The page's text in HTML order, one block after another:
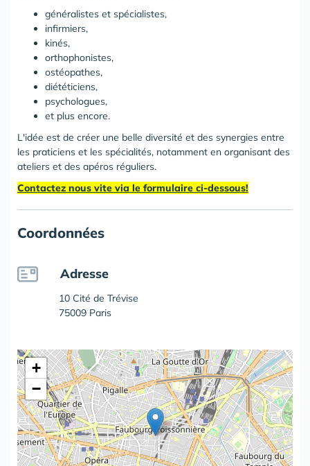
généralistes et spécialistes,
infirmiers,
kinés,
orthophonistes,
ostéopathes,
diététiciens,
psychologues,
et plus encore.
L'idée est de créer une belle diversité et des synergies entre
les praticiens et les spécialités, notamment en organisant des
ateliers et des apéros réguliers.
Contactez nous vite via le formulaire ci-dessous!
Coordonnées
Adresse
10 Cité de Trévise
75009 Paris
+
−